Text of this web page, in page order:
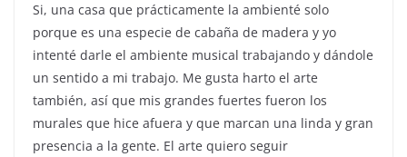
Si, una casa que prácticamente la ambienté solo
porque es una especie de cabaña de madera y yo
intenté darle el ambiente musical trabajando y dándole
un sentido a mi trabajo. Me gusta harto el arte
también, así que mis grandes fuertes fueron los
murales que hice afuera y que marcan una linda y gran
presencia a la gente. El arte quiero seguir